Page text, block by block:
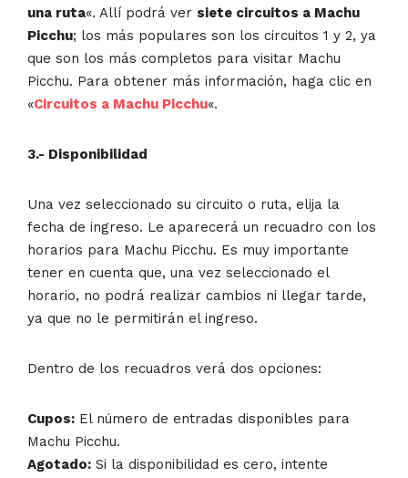
una ruta«. Allí podrá ver siete circuitos a Machu
Picchu; los más populares son los circuitos 1 y 2, ya
que son los más completos para visitar Machu
Picchu. Para obtener más información, haga clic en
«Circuitos a Machu Picchu«.
3.- Disponibilidad
Una vez seleccionado su circuito o ruta, elija la
fecha de ingreso. Le aparecerá un recuadro con los
horarios para Machu Picchu. Es muy importante
tener en cuenta que, una vez seleccionado el
horario, no podrá realizar cambios ni llegar tarde,
ya que no le permitirán el ingreso.
Dentro de los recuadros verá dos opciones:
Cupos: El número de entradas disponibles para
Machu Picchu.
Agotado: Si la disponibilidad es cero, intente